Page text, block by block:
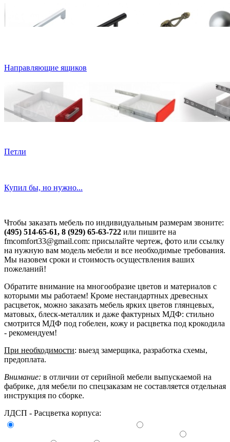
Направляющие ящиков
Петли
Купил бы, но нужно...
Чтобы заказать мебель по индивидуальным размерам звоните:
(495) 514-65-61, 8 (929) 65-63-722 или пишите на
fmcomfort33@gmail.com: присылайте чертеж, фото или ссылку
на нужную вам модель мебели и все необходимые требования.
Мы назовем сроки и стоимость осуществления ваших
пожеланий!
Обратите внимание на многообразие цветов и материалов с
которыми мы работаем! Кроме нестандартных древесных
расцветок, можно заказать мебель ярких цветов глянцевых,
матовых, блеск-металлик и даже фактурных МДФ: стильно
смотрится МДФ под гобелен, кожу и расцветка под крокодила
- рекомендуем!
При необходимости: выезд замерщика, разработка схемы,
предоплата.
Внимание: в отличии от серийной мебели выпускаемой на
фабрике, для мебели по спецзаказам не составляется отдельная
инструкция по сборке.
ЛДСП - Расцветка корпуса: